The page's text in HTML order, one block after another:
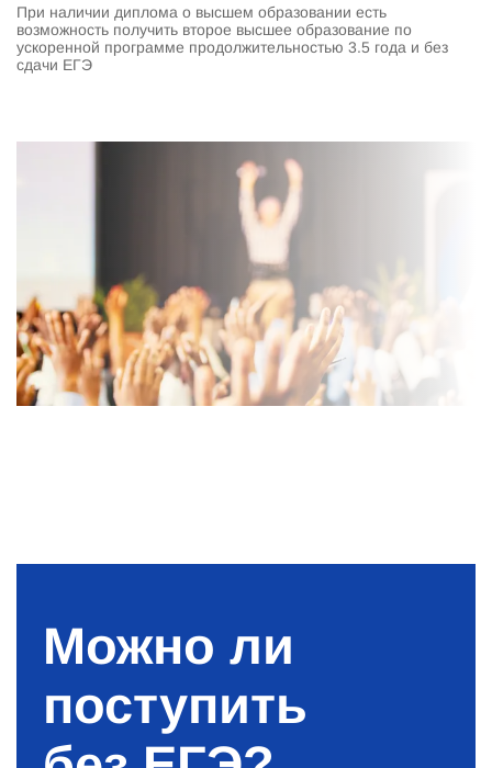
При наличии диплома о высшем образовании есть
возможность получить второе высшее образование по
ускоренной программе продолжительностью 3.5 года и без
сдачи ЕГЭ
Можно ли
поступить